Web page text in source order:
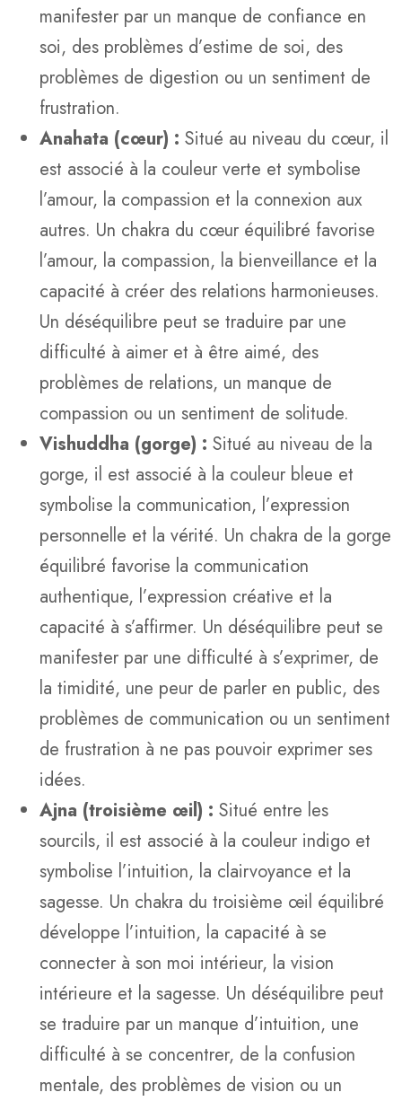
manifester par un manque de confiance en
soi, des problèmes d’estime de soi, des
problèmes de digestion ou un sentiment de
frustration.
Anahata (cœur) : Situé au niveau du cœur, il
est associé à la couleur verte et symbolise
l’amour, la compassion et la connexion aux
autres. Un chakra du cœur équilibré favorise
l’amour, la compassion, la bienveillance et la
capacité à créer des relations harmonieuses.
Un déséquilibre peut se traduire par une
difficulté à aimer et à être aimé, des
problèmes de relations, un manque de
compassion ou un sentiment de solitude.
Vishuddha (gorge) : Situé au niveau de la
gorge, il est associé à la couleur bleue et
symbolise la communication, l’expression
personnelle et la vérité. Un chakra de la gorge
équilibré favorise la communication
authentique, l’expression créative et la
capacité à s’affirmer. Un déséquilibre peut se
manifester par une difficulté à s’exprimer, de
la timidité, une peur de parler en public, des
problèmes de communication ou un sentiment
de frustration à ne pas pouvoir exprimer ses
idées.
Ajna (troisième œil) : Situé entre les
sourcils, il est associé à la couleur indigo et
symbolise l’intuition, la clairvoyance et la
sagesse. Un chakra du troisième œil équilibré
développe l’intuition, la capacité à se
connecter à son moi intérieur, la vision
intérieure et la sagesse. Un déséquilibre peut
se traduire par un manque d’intuition, une
difficulté à se concentrer, de la confusion
mentale, des problèmes de vision ou un